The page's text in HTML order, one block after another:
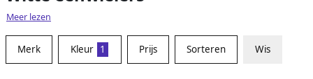
Meer lezen
Merk Kleur 1 Prijs Sorteren Wis